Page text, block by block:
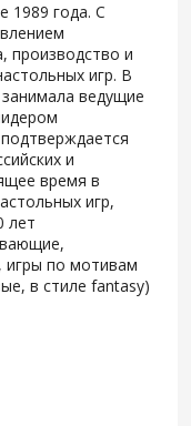
1989 года. С
производство и
игр. В
занимала ведущие
и
время в
игр,
лет
игры по мотивам
в стиле fantasy)